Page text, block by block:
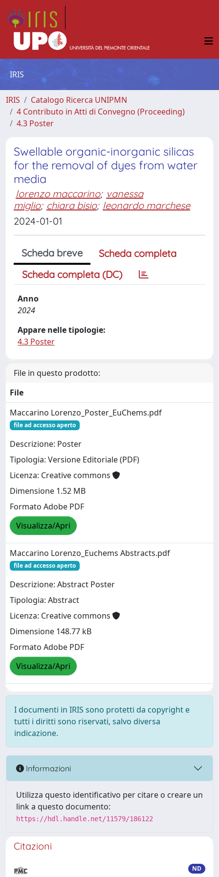
IRIS
IRIS
Catalogo Ricerca UNIPMN
4 Contributo in Atti di Convegno (Proceeding)
4.3 Poster
Swellable organic-inorganic silicas
for the removal of dyes from water
media
lorenzo maccarino; vanessa
miglio; chiara bisio; leonardo marchese
2024-01-01
Scheda breve
Scheda completa
Scheda completa (DC)
Anno
2024
Appare nelle tipologie:
4.3 Poster
File in questo prodotto:
File
Maccarino Lorenzo_Poster_EuChems.pdf
file ad accesso aperto
Descrizione: Poster
Tipologia: Versione Editoriale (PDF)
Licenza: Creative commons
Dimensione 1.52 MB
Formato Adobe PDF
Visualizza/Apri
Maccarino Lorenzo_Euchems Abstracts.pdf
file ad accesso aperto
Descrizione: Abstract Poster
Tipologia: Abstract
Licenza: Creative commons
Dimensione 148.77 kB
Formato Adobe PDF
Visualizza/Apri
I documenti in IRIS sono protetti da copyright e
tutti i diritti sono riservati, salvo diversa
indicazione.
Informazioni
Utilizza questo identificativo per citare o creare un
link a questo documento:
https://hdl.handle.net/11579/186122
Citazioni
ND